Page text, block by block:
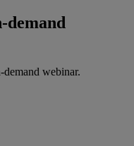
demand
webinar.